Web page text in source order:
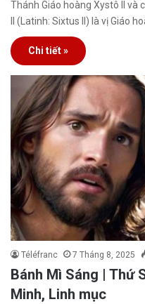
Thánh Giáo hoàng Xystô II và
II (Latinh: Sixtus II) là vị Giáo
Chi tiết »
Téléfranc 7 Tháng 8, 2025
Bánh Mì Sáng | Thứ
Minh, Linh mục